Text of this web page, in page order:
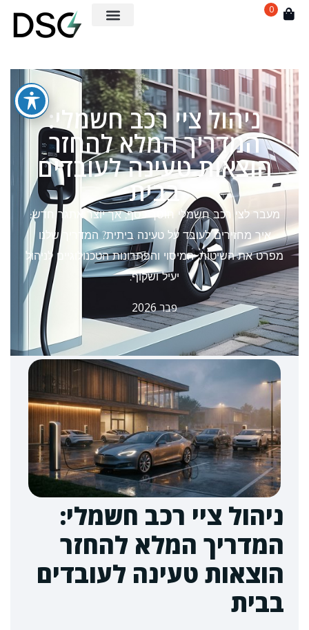
0
ניהול ציי רכב חשמלי:
המדריך המלא להחזר
הוצאות טעינה לעובדים
בבית
מעבר לצי רכב חשמלי חוסך כסף, אך יוצר אתגר חדש:
איך מחזירים לעובד על טעינה ביתית? המדריך שלנו
מפרט את השיטות, המיסוי והפתרונות הטכנולוגיים לניהול
יעיל ושקוף.
פבר 2026
ניהול ציי רכב חשמלי:
המדריך המלא להחזר
הוצאות טעינה לעובדים
בבית